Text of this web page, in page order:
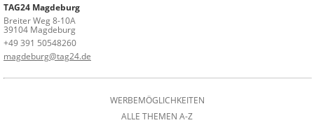
TAG24 Magdeburg
Breiter Weg 8-10A
39104 Magdeburg
+49 391 50548260
magdeburg@tag24.de
WERBEMÖGLICHKEITEN
ALLE THEMEN A-Z